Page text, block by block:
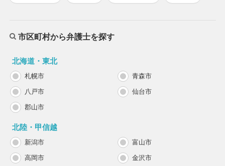
市区町村から弁護士を探す
北海道・東北
札幌市 青森市
八戸市 仙台市
郡山市
北陸・甲信越
新潟市 富山市
高岡市 金沢市